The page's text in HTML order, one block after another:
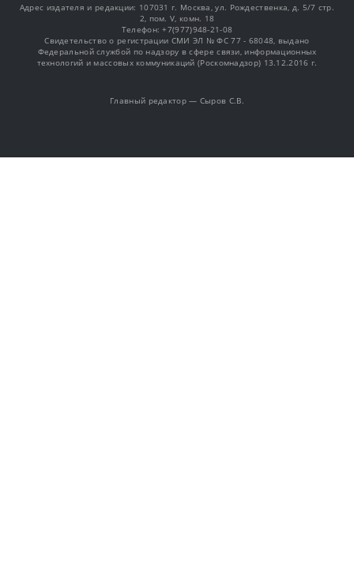
Адрес издателя и редакции: 107031 г. Москва, ул. Рождественка, д. 5/7 стр.
2, пом. V, комн. 18
Телефон: +7(977)948-21-08
Свидетельство о регистрации СМИ ЭЛ № ФС 77 - 68048, выдано
Федеральной службой по надзору в сфере связи, информационных
технологий и массовых коммуникаций (Роскомнадзор) 13.12.2016 г.
Главный редактор — Сыров С.В.